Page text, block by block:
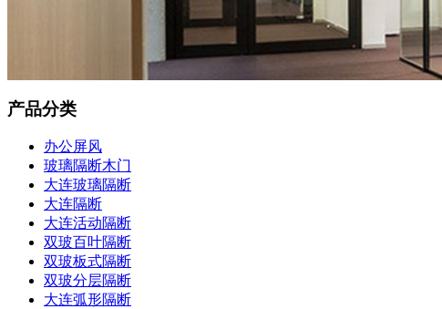
产品分类
办公屏风
玻璃隔断木门
大连玻璃隔断
大连隔断
大连活动隔断
双玻百叶隔断
双玻板式隔断
双玻分层隔断
大连弧形隔断